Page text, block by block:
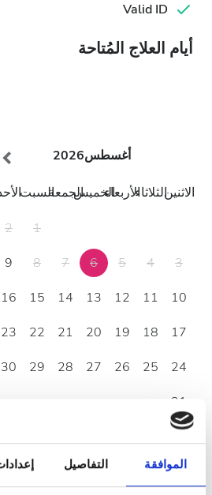
الموافقة التفاصيل
Valid ID
أيام العلاج المُتاحة
أغسطس2026
الاثنينالثلاثاءالأربعاءالخميسالجمعةالسبت
1
2
3
4
5
6
7
8
9
10
11
12
13
14
15
16
17
18
19
20
21
22
23
24
25
26
27
28
29
30
31
ساعات العمل